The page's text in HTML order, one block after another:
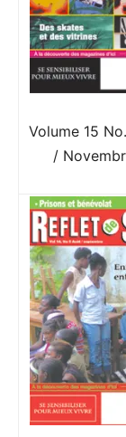
Volume 15
/